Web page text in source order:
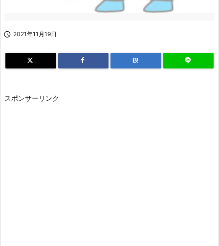
 2021年11月19日
B!
スポンサーリンク